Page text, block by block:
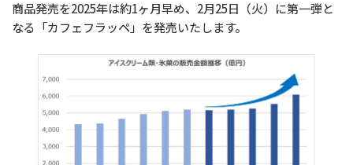
商品発売を2025年は約1ヶ月早め、2月25日（火）に第一弾と
なる「カフェフラッペ」を発売いたします。